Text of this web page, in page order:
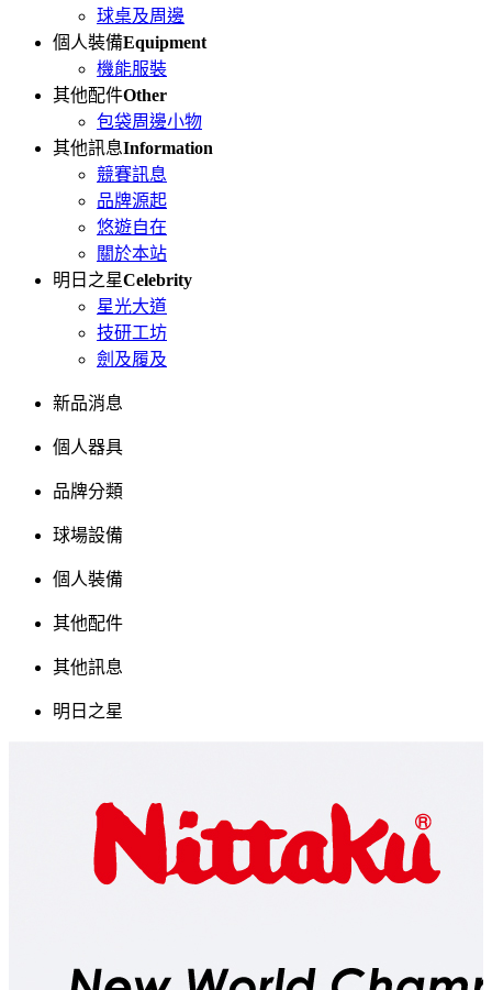
球桌及周邊
個人裝備Equipment
機能服裝
其他配件Other
包袋周邊小物
其他訊息Information
競賽訊息
品牌源起
悠遊自在
關於本站
明日之星Celebrity
星光大道
技研工坊
劍及履及
新品消息
個人器具
品牌分類
球場設備
個人裝備
其他配件
其他訊息
明日之星